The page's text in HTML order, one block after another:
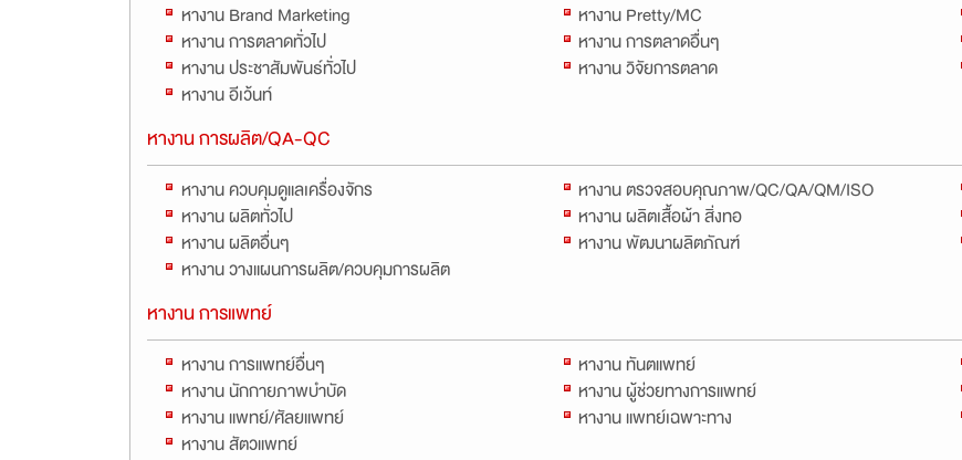
หางาน Brand Marketing หางาน Pretty/MC
หางาน การตลาดทั่วไป
หางาน การตลาดอื่นๆ
หางาน ประชาสัมพันธ์ทั่วไป
หางาน วิจัยการตลาด
หางาน อีเว้นท์
หางาน การผลิต/QA-QC
หางาน ควบคุมดูแลเครื่องจักร หางาน ตรวจสอบคุณภาพ/QC/QA/QM/ISO
หางาน ผลิตทั่วไป
หางาน ผลิตเสื้อผ้า สิ่งทอ
หางาน ผลิตอื่นๆ
หางาน พัฒนาผลิตภัณฑ์
หางาน วางแผนการผลิต/ควบคุมการผลิต
หางาน การแพทย์
หางาน การแพทย์อื่นๆ หางาน ทันตแพทย์
หางาน นักกายภาพบำบัด
หางาน ผู้ช่วยทางการแพทย์
หางาน แพทย์/ศัลยแพทย์
หางาน แพทย์เฉพาะทาง
หางาน สัตวแพทย์